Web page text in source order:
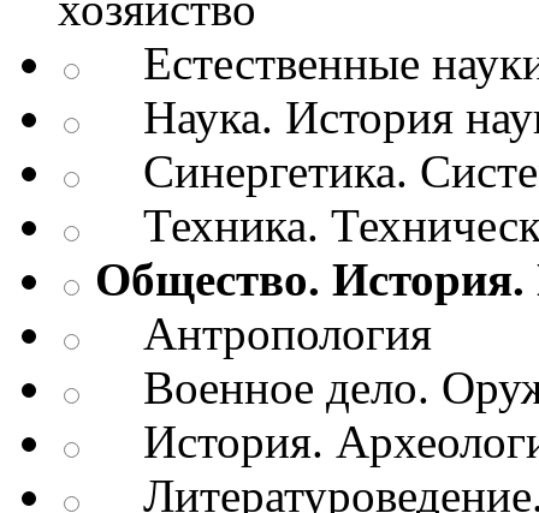
Естественные
Наука. История
Синергетика.
Техника.
Общество.
Антропология
Военное дело.
История.